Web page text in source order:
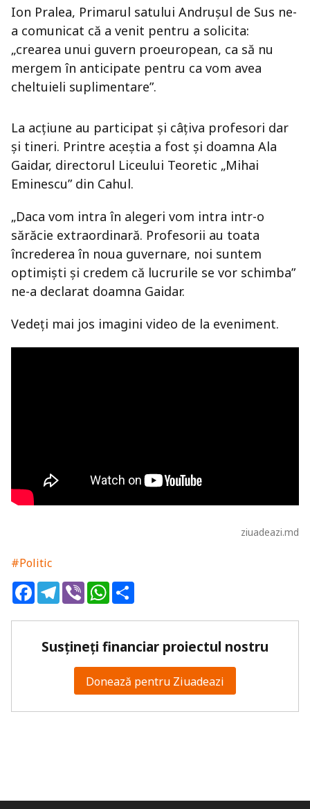
Ion Pralea, Primarul satului Andruşul de Sus ne-
a comunicat că a venit pentru a solicita:
„crearea unui guvern proeuropean, ca să nu
mergem în anticipate pentru ca vom avea
cheltuieli suplimentare”.
La acţiune au participat şi câţiva profesori dar
şi tineri. Printre aceştia a fost şi doamna Ala
Gaidar, directorul Liceului Teoretic „Mihai
Eminescu” din Cahul.
„Daca vom intra în alegeri vom intra intr-o
sărăcie extraordinară. Profesorii au toata
încrederea în noua guvernare, noi suntem
optimişti şi credem că lucrurile se vor schimba”
ne-a declarat doamna Gaidar.
Vedeţi mai jos imagini video de la eveniment.
ziuadeazi.md
#Politic
FacebookTelegram
ViberWhatsApp
Susțineți financiar proiectul nostru
Donează pentru Ziuadeazi